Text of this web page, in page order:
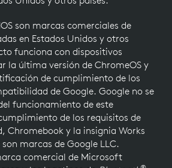
son marcas comerciales de
en Estados Unidos y otros
funciona con dispositivos
la última versión de ChromeOS y
de cumplimiento de los
de Google. Google no se
funcionamiento de este
de los requisitos de
Chromebook y la insignia Works
marcas de Google LLC.
comercial de Microsoft